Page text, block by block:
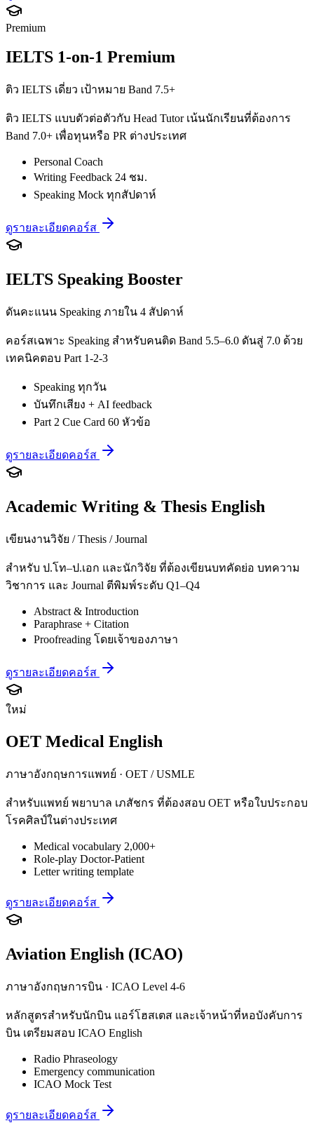
Premium
IELTS 1-on-1 Premium
ติว IELTS เดี่ยว เป้าหมาย Band 7.5+
ติว IELTS แบบตัวต่อตัวกับ Head Tutor เน้นนักเรียนที่ต้องการ
Band 7.0+ เพื่อทุนหรือ PR ต่างประเทศ
Personal Coach
Writing Feedback 24 ชม.
Speaking Mock ทุกสัปดาห์
ดูรายละเอียดคอร์ส
IELTS Speaking Booster
ดันคะแนน Speaking ภายใน 4 สัปดาห์
คอร์สเฉพาะ Speaking สำหรับคนติด Band 5.5–6.0 ดันสู่ 7.0 ด้วย
เทคนิคตอบ Part 1-2-3
Speaking ทุกวัน
บันทึกเสียง + AI feedback
Part 2 Cue Card 60 หัวข้อ
ดูรายละเอียดคอร์ส
Academic Writing & Thesis English
เขียนงานวิจัย / Thesis / Journal
สำหรับ ป.โท–ป.เอก และนักวิจัย ที่ต้องเขียนบทคัดย่อ บทความ
วิชาการ และ Journal ตีพิมพ์ระดับ Q1–Q4
Abstract & Introduction
Paraphrase + Citation
Proofreading โดยเจ้าของภาษา
ดูรายละเอียดคอร์ส
ใหม่
OET Medical English
ภาษาอังกฤษการแพทย์ · OET / USMLE
สำหรับแพทย์ พยาบาล เภสัชกร ที่ต้องสอบ OET หรือใบประกอบ
โรคศิลป์ในต่างประเทศ
Medical vocabulary 2,000+
Role-play Doctor-Patient
Letter writing template
ดูรายละเอียดคอร์ส
Aviation English (ICAO)
ภาษาอังกฤษการบิน · ICAO Level 4-6
หลักสูตรสำหรับนักบิน แอร์โฮสเตส และเจ้าหน้าที่หอบังคับการ
บิน เตรียมสอบ ICAO English
Radio Phraseology
Emergency communication
ICAO Mock Test
ดูรายละเอียดคอร์ส